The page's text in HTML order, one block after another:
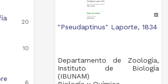
20
10
6
"Pseudaptinus" Laporte, 1834
Departamento de Zoología,
Instituto de Biología
(IBUNAM)